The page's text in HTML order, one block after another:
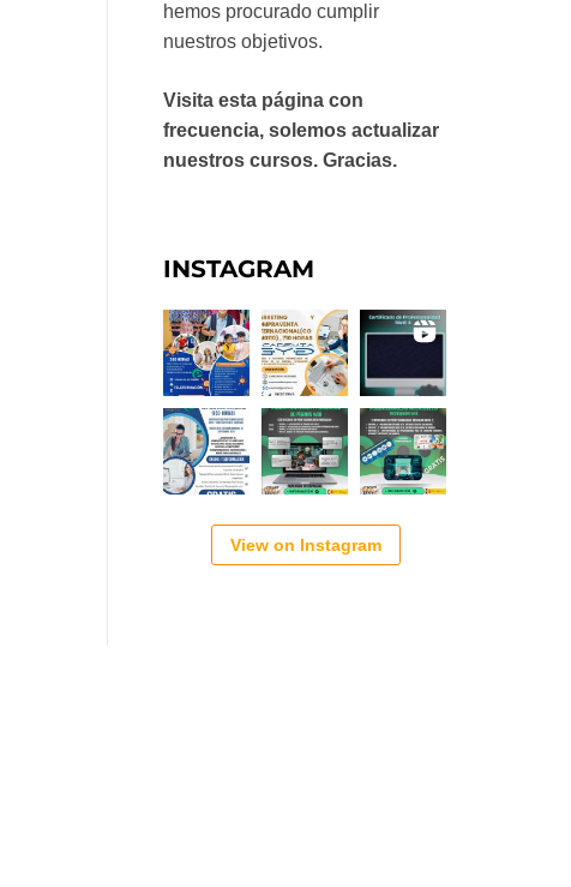
hemos procurado cumplir
nuestros objetivos.
Visita esta página con
frecuencia, solemos actualizar
nuestros cursos. Gracias.
INSTAGRAM
View on Instagram